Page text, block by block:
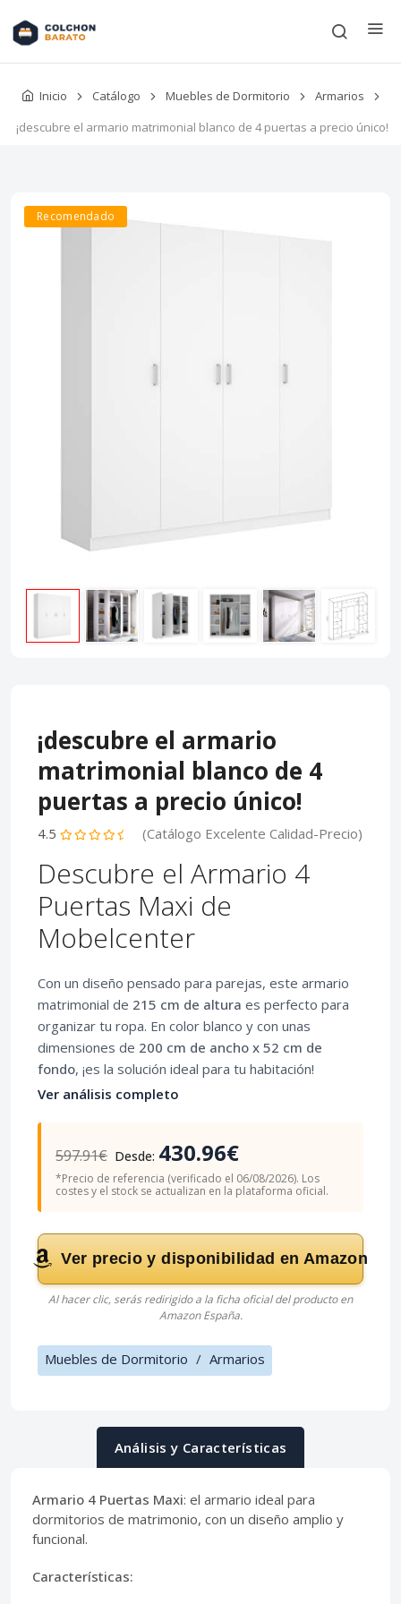
Inicio Catálogo Muebles de Dormitorio
Armarios
¡descubre el armario matrimonial blanco de 4 puertas a precio único!
Recomendado
¡descubre el armario
matrimonial blanco de 4
puertas a precio único!
4.5 (Catálogo Excelente Calidad-Precio)
Descubre el Armario 4
Puertas Maxi de
Mobelcenter
Con un diseño pensado para parejas, este armario
matrimonial de 215 cm de altura es perfecto para
organizar tu ropa. En color blanco y con unas
dimensiones de 200 cm de ancho x 52 cm de
fondo, ¡es la solución ideal para tu habitación!
Ver análisis completo
597.91€ Desde: 430.96€
*Precio de referencia (verificado el 06/08/2026). Los
costes y el stock se actualizan en la plataforma oficial.
Ver precio y disponibilidad en Amazon
Al hacer clic, serás redirigido a la ficha oficial del producto en
Amazon España.
Muebles de Dormitorio / Armarios
Análisis y Características
Armario 4 Puertas Maxi: el armario ideal para
dormitorios de matrimonio, con un diseño amplio y
funcional.
Características: